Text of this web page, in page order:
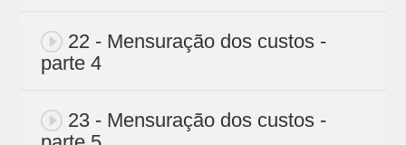
22 - Mensuração dos custos -
parte 4
23 - Mensuração dos custos -